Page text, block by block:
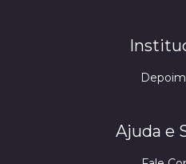
Ajuda e